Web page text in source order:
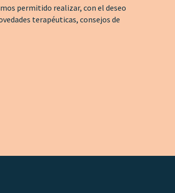
permitido realizar, con el deseo
terapéuticas, consejos de